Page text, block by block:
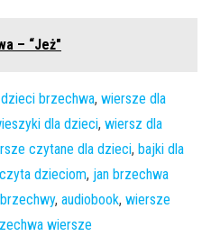
– “Jeż"
brzechwa, wiersze dla
dla dzieci, wiersz dla
czytane dla dzieci, bajki dla
dzieciom, jan brzechwa
, audiobook, wiersze
wiersze